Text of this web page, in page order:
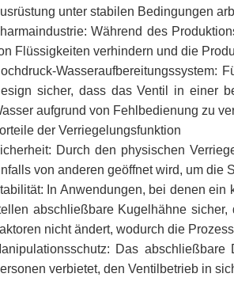
unter stabilen Bedingungen
Während des
Flüssigkeiten verhindern und die
Wasseraufbereitungssystem:
sicher, dass das Ventil in einer
aufgrund von Fehlbedienung zu
der Verriegelungsfunktion
Durch den physischen
von anderen geöffnet wird, um die
In Anwendungen, bei denen ein
abschließbare Kugelhähne
nicht ändert, wodurch die
Das
verbietet, den Ventilbetrieb in